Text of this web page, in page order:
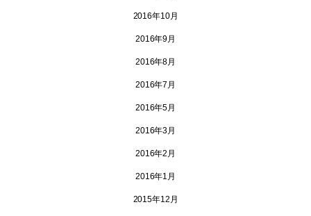
2016年10月
2016年9月
2016年8月
2016年7月
2016年5月
2016年3月
2016年2月
2016年1月
2015年12月